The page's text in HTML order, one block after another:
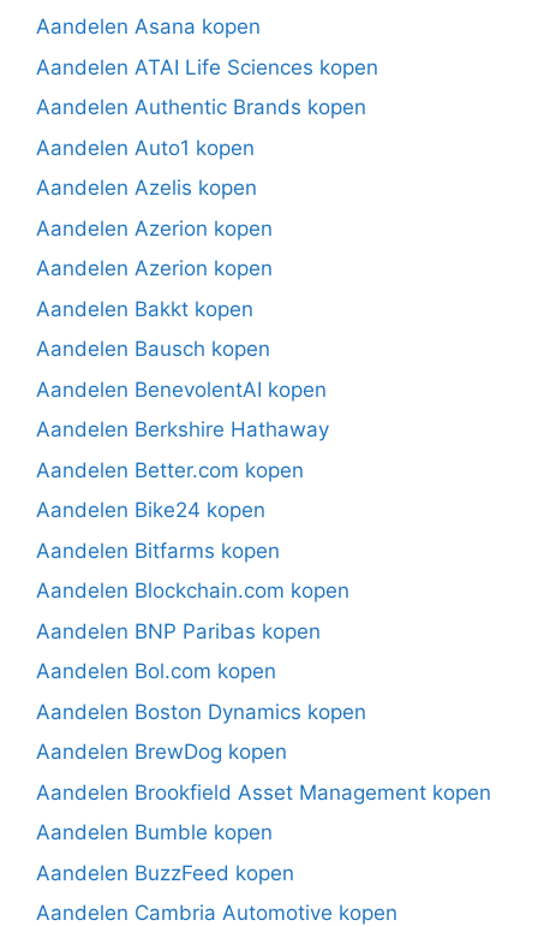
Aandelen Asana kopen
Aandelen ATAI Life Sciences kopen
Aandelen Authentic Brands kopen
Aandelen Auto1 kopen
Aandelen Azelis kopen
Aandelen Azerion kopen
Aandelen Azerion kopen
Aandelen Bakkt kopen
Aandelen Bausch kopen
Aandelen BenevolentAI kopen
Aandelen Berkshire Hathaway
Aandelen Better.com kopen
Aandelen Bike24 kopen
Aandelen Bitfarms kopen
Aandelen Blockchain.com kopen
Aandelen BNP Paribas kopen
Aandelen Bol.com kopen
Aandelen Boston Dynamics kopen
Aandelen BrewDog kopen
Aandelen Brookfield Asset Management kopen
Aandelen Bumble kopen
Aandelen BuzzFeed kopen
Aandelen Cambria Automotive kopen